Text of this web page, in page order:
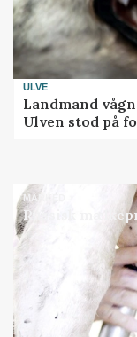
ULVE
Landmand
Ulven stod på
MARKED
Russisk